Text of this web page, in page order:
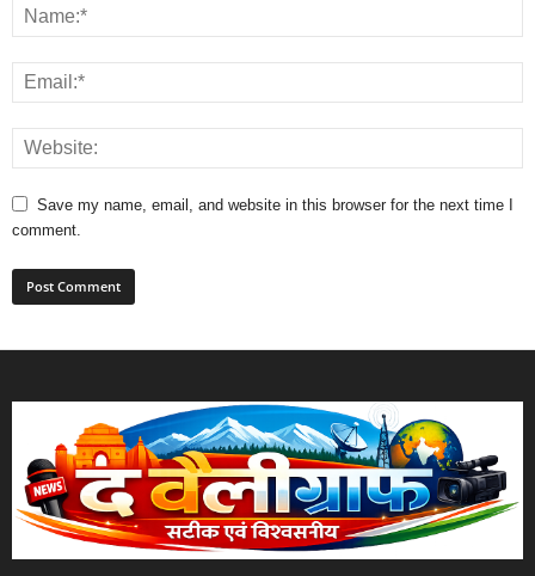
Save my name, email, and website in this browser for the next time I
comment.